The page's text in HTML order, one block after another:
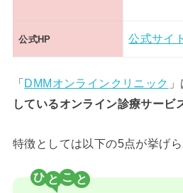
公式HP 公式サイ
「 DMMオンラインクリニック
しているオンライン診療サービ
特徴としては以下の5点が挙げら
ひ こ